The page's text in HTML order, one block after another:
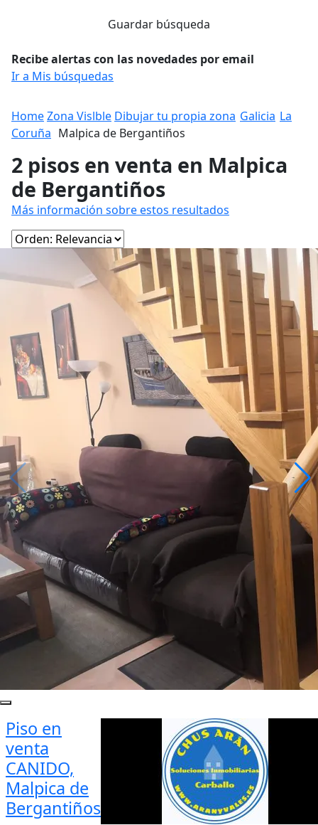
Guardar búsqueda
Recibe alertas con las novedades por email
Ir a Mis búsquedas
HomeZona Vislble Dibujar tu propia zona Galicia La
Coruña Malpica de Bergantiños
2 pisos en venta en Malpica
de Bergantiños
Más información sobre estos resultados
Piso en
venta
CANIDO,
Malpica de
Bergantiños